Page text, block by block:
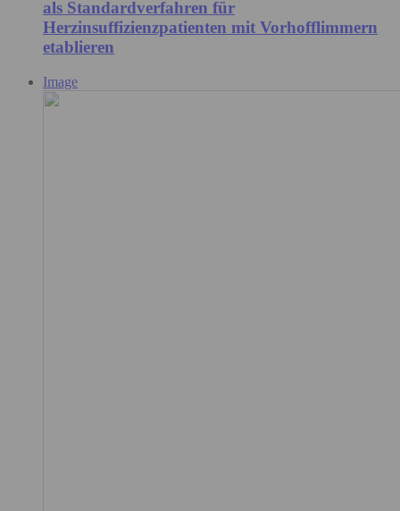
als Standardverfahren für
Herzinsuffizienzpatienten mit Vorhofflimmern
etablieren
Image